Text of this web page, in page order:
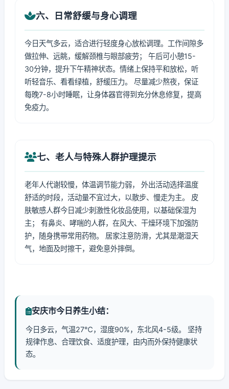
六、日常舒缓与身心调理
今日天气多云，适合进行轻度身心放松调理。工作间隙多
做拉伸、远眺，缓解颈椎与眼部疲劳； 午后可小憩15-
30分钟，提升下午精神状态。情绪上保持平和放松，听
听轻音乐、看看绿植，舒缓压力。 尽量减少熬夜，保证
每晚7-8小时睡眠，让身体器官得到充分休息修复，提高
免疫力。
七、老人与特殊人群护理提示
老年人代谢较慢，体温调节能力弱， 外出活动选择温度
舒适的时段，活动量不宜过大，以散步、慢走为主。 皮
肤敏感人群今日减少刺激性化妆品使用，以基础保湿为
主； 有鼻炎、哮喘的人群，在风大、干燥环境下加强防
护，随身携带常用药物。 居家注意防滑，尤其是潮湿天
气，地面及时擦干，避免意外摔倒。
安庆市今日养生小结：
今日多云，气温27℃，湿度90%，东北风4-5级。 坚持
规律作息、合理饮食、适度护理，由内而外保持健康状
态。